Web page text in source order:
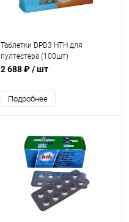
Таблетки DPD3 HTH для
пултестера (100шт)
(A590140H1)
2 688 ₽/ шт
Подробнее